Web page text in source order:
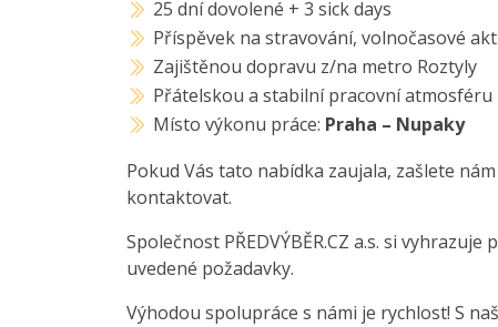
25 dní dovolené + 3 sick days
Příspěvek na stravování, volnočasové
Zajištěnou dopravu z/na metro Roztyly
Přátelskou a stabilní pracovní atmosféru
Místo výkonu práce: Praha – Nupaky
Pokud Vás tato nabídka zaujala, zašlete
kontaktovat.
Společnost PŘEDVÝBĚR.CZ a.s. si
uvedené požadavky.
Výhodou spolupráce s námi je rychlost! S